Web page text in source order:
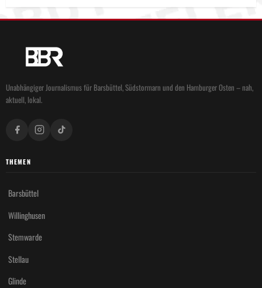
Unabhängiger Journalismus für Barsbüttel, Südstormarn und den Hamburger Osten – nah,
aktuell, lokal.
THEMEN
Barsbüttel
Willinghusen
Stemwarde
Stellau
Glinde